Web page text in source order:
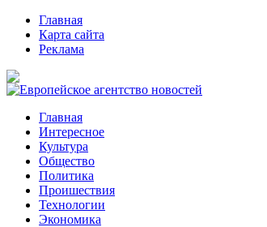
Главная
Карта сайта
Реклама
Главная
Интересное
Культура
Общество
Политика
Проишествия
Технологии
Экономика